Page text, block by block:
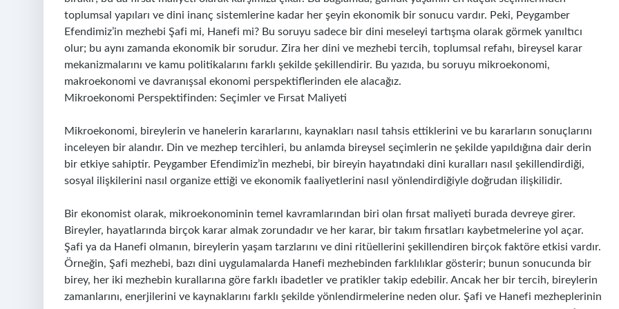
toplumsal yapıları ve dini inanç sistemlerine kadar her şeyin ekonomik bir sonucu vardır. Peki, Peygamber
Efendimiz’in mezhebi Şafi mi, Hanefi mi? Bu soruyu sadece bir dini meseleyi tartışma olarak görmek yanıltıcı
olur; bu aynı zamanda ekonomik bir sorudur. Zira her dini ve mezhebi tercih, toplumsal refahı, bireysel karar
mekanizmalarını ve kamu politikalarını farklı şekilde şekillendirir. Bu yazıda, bu soruyu mikroekonomi,
makroekonomi ve davranışsal ekonomi perspektiflerinden ele alacağız.
Mikroekonomi Perspektifinden: Seçimler ve Fırsat Maliyeti
Mikroekonomi, bireylerin ve hanelerin kararlarını, kaynakları nasıl tahsis ettiklerini ve bu kararların sonuçlarını
inceleyen bir alandır. Din ve mezhep tercihleri, bu anlamda bireysel seçimlerin ne şekilde yapıldığına dair derin
bir etkiye sahiptir. Peygamber Efendimiz’in mezhebi, bir bireyin hayatındaki dini kuralları nasıl şekillendirdiği,
sosyal ilişkilerini nasıl organize ettiği ve ekonomik faaliyetlerini nasıl yönlendirdiğiyle doğrudan ilişkilidir.
Bir ekonomist olarak, mikroekonominin temel kavramlarından biri olan fırsat maliyeti burada devreye girer.
Bireyler, hayatlarında birçok karar almak zorundadır ve her karar, bir takım fırsatları kaybetmelerine yol açar.
Şafi ya da Hanefi olmanın, bireylerin yaşam tarzlarını ve dini ritüellerini şekillendiren birçok faktöre etkisi vardır.
Örneğin, Şafi mezhebi, bazı dini uygulamalarda Hanefi mezhebinden farklılıklar gösterir; bunun sonucunda bir
birey, her iki mezhebin kurallarına göre farklı ibadetler ve pratikler takip edebilir. Ancak her bir tercih, bireylerin
zamanlarını, enerjilerini ve kaynaklarını farklı şekilde yönlendirmelerine neden olur. Şafi ve Hanefi mezheplerinin